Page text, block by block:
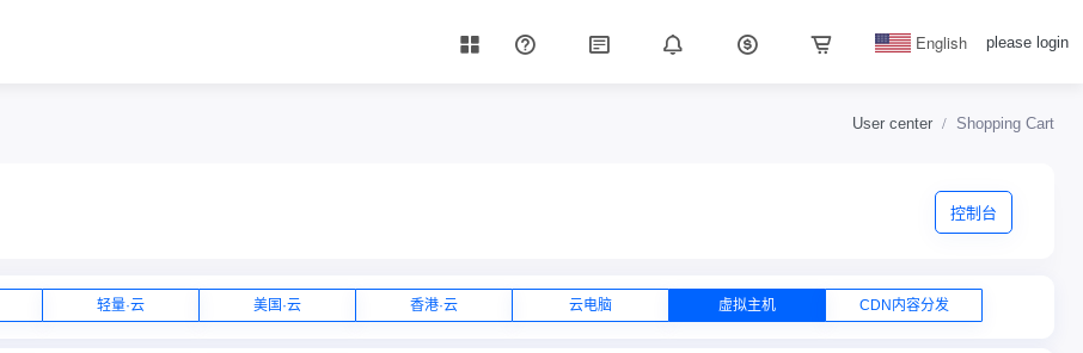
English please login
User center Shopping Cart
控制台
轻量·云 美国·云 香港·云 云电脑 虚拟主机 CDN内容分发